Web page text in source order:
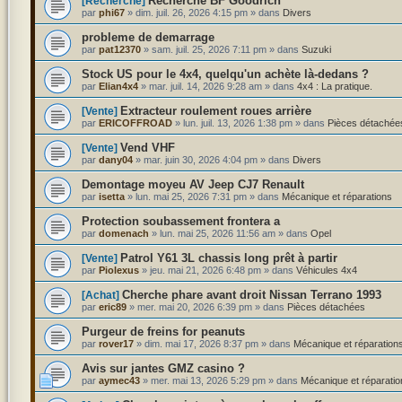
par phi67» dim. juil. 26, 2026 4:15 pm» dans Divers
probleme de demarrage
par pat12370» sam. juil. 25, 2026 7:11 pm» dans Suzuki
Stock US pour le 4x4, quelqu'un achète là-dedans ?
par Elian4x4» mar. juil. 14, 2026 9:28 am» dans 4x4 : La pratique.
[Vente] Extracteur roulement roues arrière
par ERICOFFROAD» lun. juil. 13, 2026 1:38 pm» dans Pièces
[Vente] Vend VHF
par dany04» mar. juin 30, 2026 4:04 pm» dans Divers
Demontage moyeu AV Jeep CJ7 Renault
par isetta» lun. mai 25, 2026 7:31 pm» dans Mécanique et réparations
Protection soubassement frontera a
par domenach » lun. mai 25, 2026 11:56 am» dans Opel
[Vente] Patrol Y61 3L chassis long prêt à partir
par Piolexus» jeu. mai 21, 2026 6:48 pm» dans Véhicules 4x4
[Achat] Cherche phare avant droit Nissan Terrano 1993
par eric89» mer. mai 20, 2026 6:39 pm» dans Pièces détachées
Purgeur de freins for peanuts
par rover17» dim. mai 17, 2026 8:37 pm» dans Mécanique et réparations
Avis sur jantes GMZ casino ?
par aymec43» mer. mai 13, 2026 5:29 pm» dans Mécanique et